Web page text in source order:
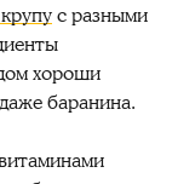
с разными
хороши
баранина.